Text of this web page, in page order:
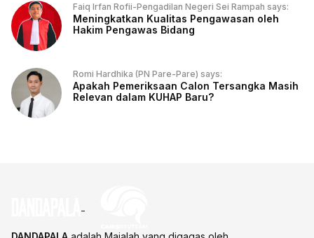
Faiq Irfan Rofii-Pengadilan Negeri Sei Rampah says:
Meningkatkan Kualitas Pengawasan oleh
Hakim Pengawas Bidang
Romi Hardhika (PN Pare-Pare) says:
Apakah Pemeriksaan Calon Tersangka Masih
Relevan dalam KUHAP Baru?